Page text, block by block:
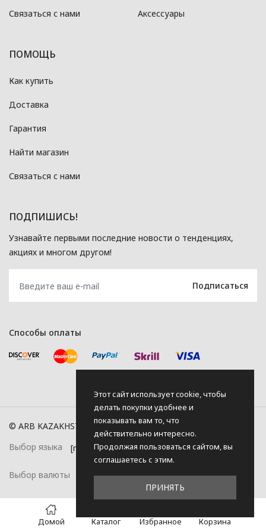
Связаться с нами Аксессуары
ПОМОЩЬ
Как купить
Доставка
Гарантия
Найти магазин
Связаться с нами
ПОДПИШИСЬ!
Узнавайте первыми последние новости о тенденциях,
акциях и многом другом!
Способы оплаты
© ARB KAZAKHSTAN, 2026
Выбор языка
Выбор валюты
Домой Каталог Избранное Корзина
Этот сайт использует cookie, чтобы
делать покупки удобнее и
показывать вам то, что
действительно интересно.
Продолжая пользоваться сайтом, вы
соглашаетесь с этим.
ПРИНЯТЬ